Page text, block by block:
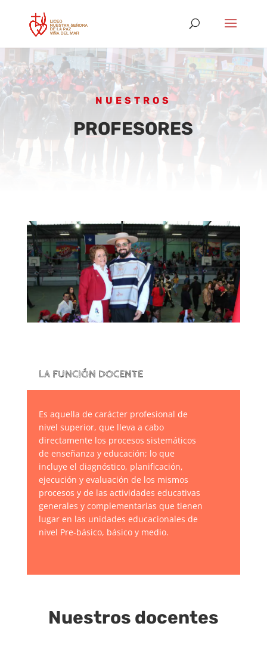
NUESTROS
PROFESORES
LA FUNCIÓN DOCENTE
Es aquella de carácter profesional de
nivel superior, que lleva a cabo
directamente los procesos sistemáticos
de enseñanza y educación; lo que
incluye el diagnóstico, planificación,
ejecución y evaluación de los mismos
procesos y de las actividades educativas
generales y complementarias que tienen
lugar en las unidades educacionales de
nivel Pre-básico, básico y medio.
Nuestros docentes